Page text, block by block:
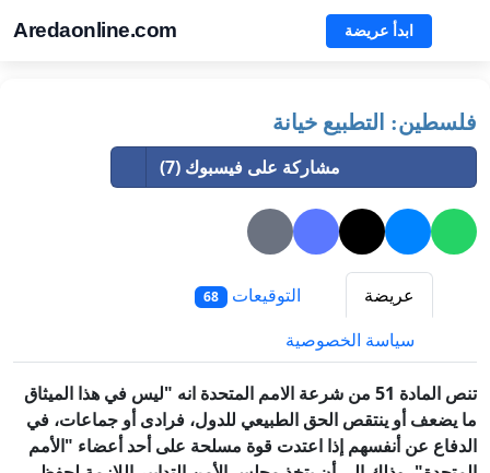
Aredaonline.com ابدأ عريضة
فلسطين: التطبيع خيانة
مشاركة على فيسبوك (7)
عريضة التوقيعات 68
سياسة الخصوصية
‏تنص المادة 51 من شرعة الامم المتحدة انه "ليس في هذا الميثاق
ما يضعف أو ينتقص الحق الطبيعي للدول، فرادى أو جماعات، في
الدفاع عن أنفسهم إذا اعتدت قوة مسلحة على أحد أعضاء "الأمم